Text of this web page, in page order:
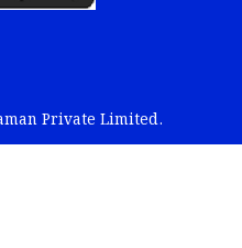
Private Limited.